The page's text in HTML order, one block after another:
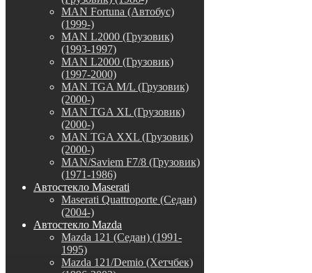
MAN Fortuna (Автобус)
(1999-)
MAN L2000 (Грузовик)
(1993-1997)
MAN L2000 (Грузовик)
(1997-2000)
MAN TGA M/L (Грузовик)
(2000-)
MAN TGA XL (Грузовик)
(2000-)
MAN TGA XXL (Грузовик)
(2000-)
MAN/Saviem F7/8 (Грузовик)
(1971-1986)
Автостекло Maserati
Maserati Quattroporte (Седан)
(2004-)
Автостекло Mazda
Mazda 121 (Седан) (1991-
1995)
Mazda 121/Demio (Хетчбек)